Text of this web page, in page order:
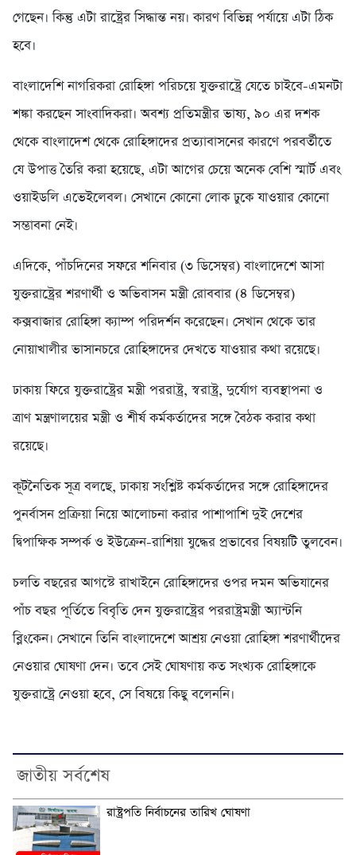
গেছেন। কিন্তু এটা রাষ্ট্রের সিদ্ধান্ত নয়। কারণ বিভিন্ন পর্যায়ে এটা ঠিক
হবে।
বাংলাদেশি নাগরিকরা রোহিঙ্গা পরিচয়ে যুক্তরাষ্ট্রে যেতে চাইবে-এমনটা
শঙ্কা করছেন সাংবাদিকরা। অবশ্য প্রতিমন্ত্রীর ভাষ্য, ৯০ এর দশক
থেকে বাংলাদেশ থেকে রোহিঙ্গাদের প্রত্যাবাসনের কারণে পরবর্তীতে
যে উপাত্ত তৈরি করা হয়েছে, এটা আগের চেয়ে অনেক বেশি স্মার্ট এবং
ওয়াইডলি এভেইলেবল। সেখানে কোনো লোক ঢুকে যাওয়ার কোনো
সম্ভাবনা নেই।
এদিকে, পাঁচদিনের সফরে শনিবার (৩ ডিসেম্বর) বাংলাদেশে আসা
যুক্তরাষ্ট্রের শরণার্থী ও অভিবাসন মন্ত্রী রোববার (৪ ডিসেম্বর)
কক্সবাজার রোহিঙ্গা ক্যাম্প পরিদর্শন করেছেন। সেখান থেকে তার
নোয়াখালীর ভাসানচরে রোহিঙ্গাদের দেখতে যাওয়ার কথা রয়েছে।
ঢাকায় ফিরে যুক্তরাষ্ট্রের মন্ত্রী পররাষ্ট্র, স্বরাষ্ট্র, দুর্যোগ ব্যবস্থাপনা ও
ত্রাণ মন্ত্রণালয়ের মন্ত্রী ও শীর্ষ কর্মকর্তাদের সঙ্গে বৈঠক করার কথা
রয়েছে।
কূটনৈতিক সূত্র বলছে, ঢাকায় সংশ্লিষ্ট কর্মকর্তাদের সঙ্গে রোহিঙ্গাদের
পুনর্বাসন প্রক্রিয়া নিয়ে আলোচনা করার পাশাপাশি দুই দেশের
দ্বিপাক্ষিক সম্পর্ক ও ইউক্রেন-রাশিয়া যুদ্ধের প্রভাবের বিষয়টি তুলবেন।
চল‌তি বছ‌রের আগস্টে রাখাইনে রোহিঙ্গাদের ওপর দমন অভিযানের
পাঁচ বছর পূর্তিতে বিবৃতি দেন যুক্তরাষ্ট্রের পররাষ্ট্রমন্ত্রী অ্যান্টনি
ব্লিংকেন। সেখানে তিনি বাংলাদেশে আশ্রয় নেওয়া রোহিঙ্গা শরণার্থীদের
নেওয়ার ঘোষণা দেন। তবে সেই ঘোষণায় কত সংখ্যক রোহিঙ্গাকে
যুক্তরাষ্ট্রে নেওয়া হবে, সে বিষয়ে কিছু বলেননি।
জাতীয় সর্বশেষ
রাষ্ট্রপতি নির্বাচনের তারিখ ঘোষণা